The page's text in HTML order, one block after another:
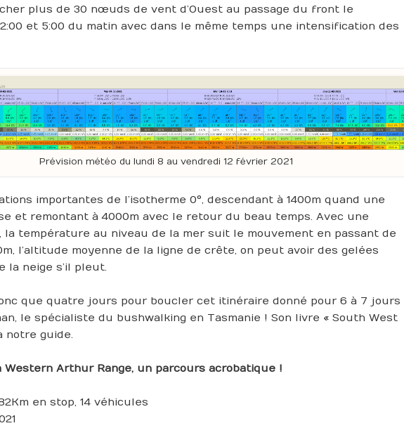
plus de 30 nœuds de vent d’Ouest au passage du front le
et 5:00 du matin avec dans le même temps une intensification des
Prévision météo du lundi 8 au vendredi 12 février 2021
importantes de l’isotherme 0°, descendant à 1400m quand une
et remontant à 4000m avec le retour du beau temps. Avec une
la température au niveau de la mer suit le mouvement en passant de
l’altitude moyenne de la ligne de crête, on peut avoir des gelées
la neige s’il pleut.
que quatre jours pour boucler cet itinéraire donné pour 6 à 7 jours
le spécialiste du bushwalking en Tasmanie ! Son livre « South West
notre guide.
Western Arthur Range, un parcours acrobatique !
en stop, 14 véhicules